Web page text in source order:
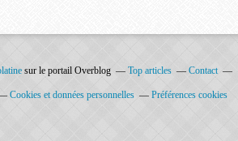
sur le portail Overblog Top articles Contact
Cookies et données personnelles Préférences cookies